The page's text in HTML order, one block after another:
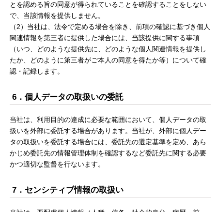
とを認める旨の同意が得られていることを確認することをしない
で、当該情報を提供しません。
（2）当社は、法令で定める場合を除き、前項の確認に基づき個人
関連情報を第三者に提供した場合には、当該提供に関する事項
（いつ、どのような提供先に、どのような個人関連情報を提供し
たか、どのように第三者がご本人の同意を得たか等）について確
認・記録します。
6．個人データの取扱いの委託
当社は、利用目的の達成に必要な範囲において、個人データの取
扱いを外部に委託する場合があります。当社が、外部に個人デー
タの取扱いを委託する場合には、委託先の選定基準を定め、あら
かじめ委託先の情報管理体制を確認するなど委託先に関する必要
かつ適切な監督を行ないます。
7．センシティブ情報の取扱い